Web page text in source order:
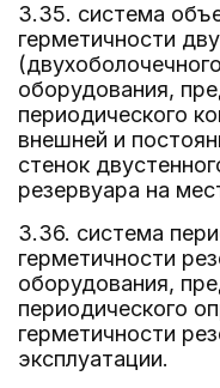
3.35. система
герметичности
оборудования,
периодического
внешней и
стенок
резервуара на
3.36. система
герметичности
оборудования,
периодического
герметичности
эксплуатации.